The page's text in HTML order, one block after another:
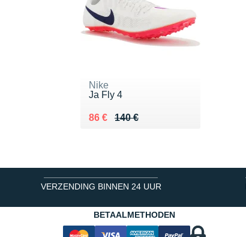
Nike
Ja Fly 4
140 €
Au lieu de 140 €
86 €
Vendu 86 €
VERZENDING BINNEN 24 UUR
BETAALMETHODEN